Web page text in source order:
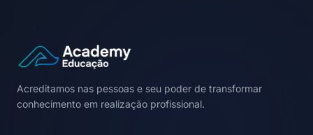
Acreditamos nas pessoas e seu poder de transformar
conhecimento em realização profissional.